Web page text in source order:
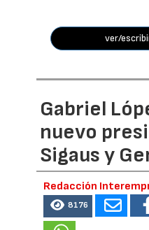
ver/
Gabriel
nuevo
Sigaus y
Redacción
8176